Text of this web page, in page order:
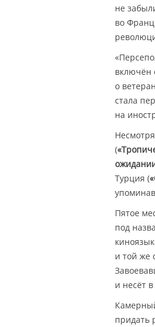
не
во
о
стала
на
(
Турция (
Пятое
под
и той же
и несёт
придать